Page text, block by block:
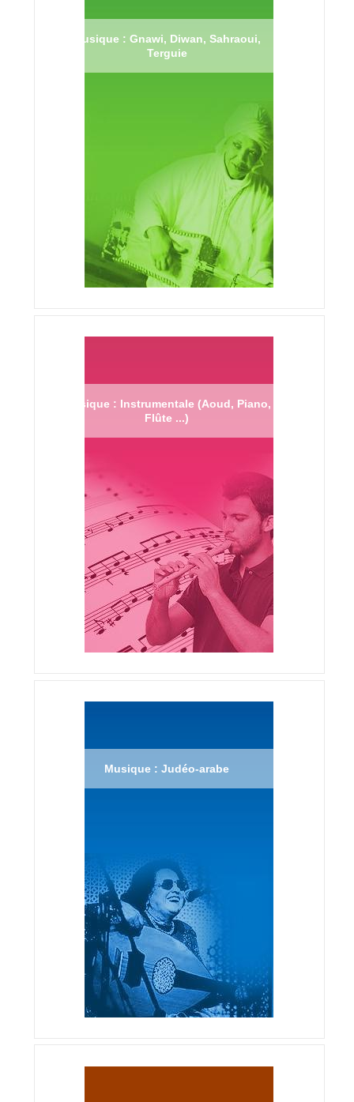
Musique : Gnawi, Diwan, Sahraoui,
Terguie
Musique : Instrumentale (Aoud, Piano,
Flûte ...)
Musique : Judéo-arabe